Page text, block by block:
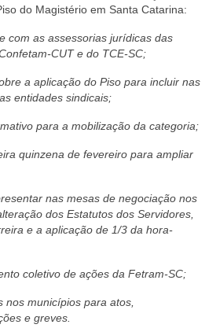
do Magistério em Santa Catarina:
com as assessorias jurídicas das
CUT e do TCE-SC;
a aplicação do Piso para incluir nas
entidades sindicais;
para a mobilização da categoria;
quinzena de fevereiro para ampliar
nas mesas de negociação nos
dos Estatutos dos Servidores,
e a aplicação de 1/3 da hora-
coletivo de ações da Fetram-SC;
nos municípios para atos,
e greves.